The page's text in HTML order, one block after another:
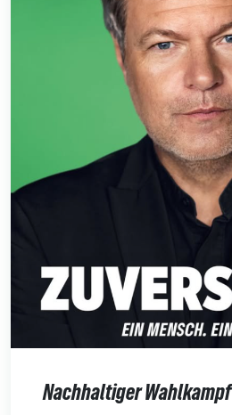
Nachhaltiger Wahlkampf